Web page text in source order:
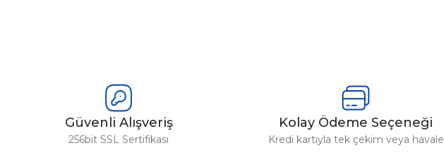
Güvenli Alışveriş
256bit SSL Sertifikası
Kolay Ödeme Seçeneği
Kredi kartıyla tek çekim veya havale